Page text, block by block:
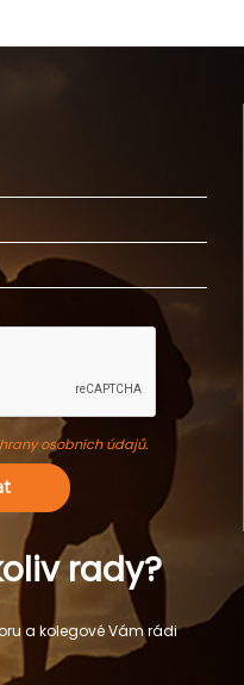
osobních údajů.
rady?
a kolegové Vám rádi